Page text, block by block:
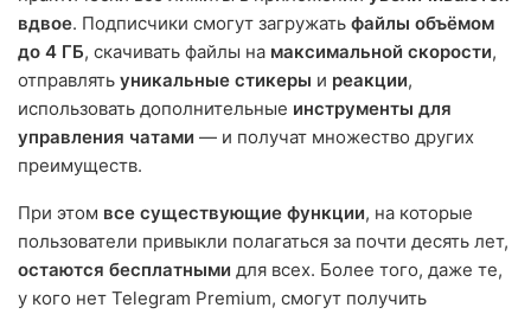
вдвое. Подписчики смогут загружать файлы объёмом
до 4 ГБ, скачивать файлы на максимальной скорости,
отправлять уникальные стикеры и реакции,
использовать дополнительные инструменты для
управления чатами — и получат множество других
преимуществ.
При этом все существующие функции, на которые
пользователи привыкли полагаться за почти десять лет,
остаются бесплатными для всех. Более того, даже те,
у кого нет Telegram Premium, смогут получить